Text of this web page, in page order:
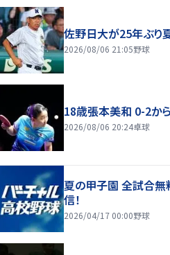
佐野日大が25年ぶり
2026/08/06 21:05野球
18歳張本美和 0-2か
2026/08/06 20:24卓球
夏の甲子園 全試合無
信！
2026/04/17 00:00野球